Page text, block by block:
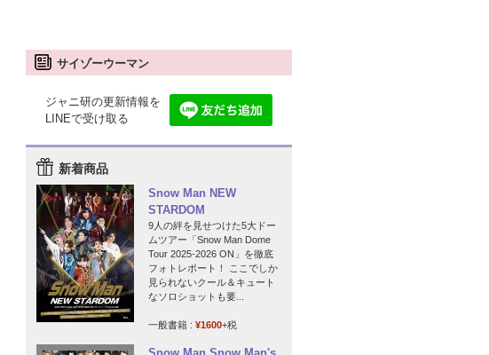
サイゾーウーマン
ジャニ研の更新情報を
LINEで受け取る
新着商品
Snow Man NEW
STARDOM
9人の絆を見せつけた5大ドー
ムツアー「Snow Man Dome
Tour 2025-2026 ON」を徹底
フォトレポート！ ここでしか
見られないクール＆キュート
なソロショットも要...
一般書籍 : ¥1600+税